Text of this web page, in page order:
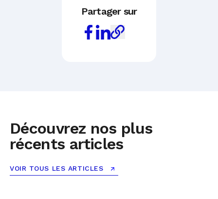
Partager sur
Découvrez nos plus
récents articles
VOIR TOUS LES ARTICLES